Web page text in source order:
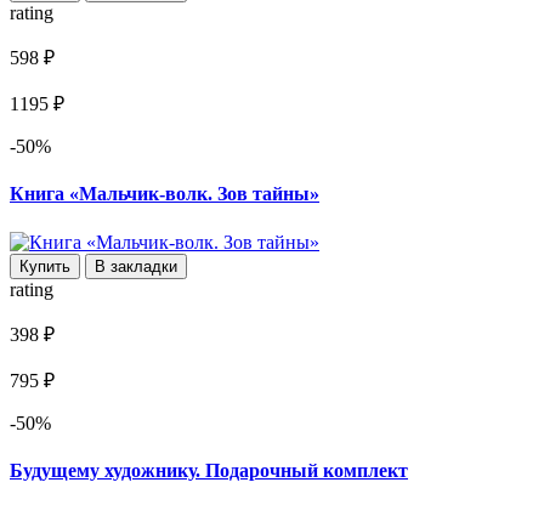
rating
598 ₽
1195 ₽
-50%
Книга «Мальчик-волк. Зов тайны»
Купить В закладки
rating
398 ₽
795 ₽
-50%
Будущему художнику. Подарочный комплект